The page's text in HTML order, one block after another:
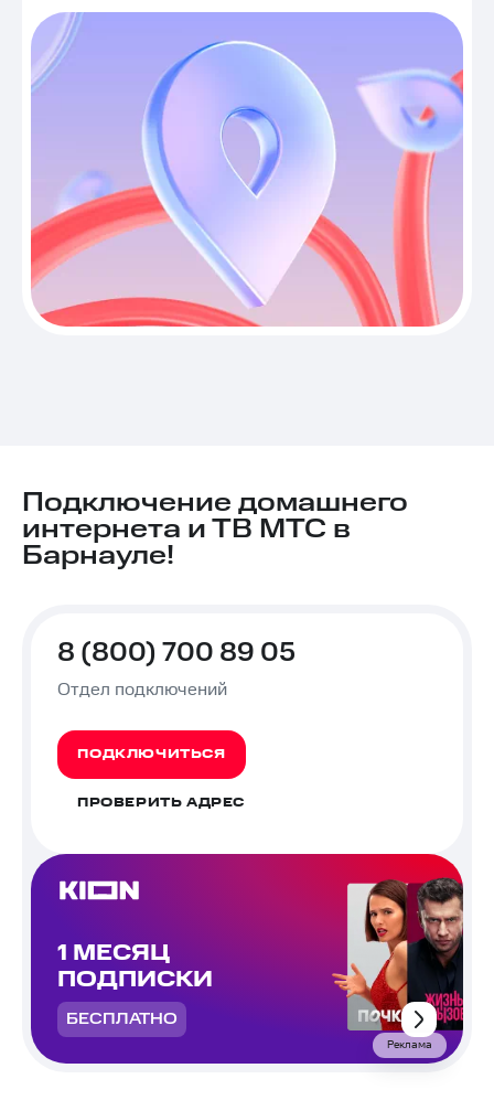
Подключение домашнего
интернета и ТВ МТС в
Барнауле!
8 (800) 700 89 05
Отдел подключений
ПОДКЛЮЧИТЬСЯ
ПРОВЕРИТЬ АДРЕС
1 МЕСЯЦ
ПОДПИСКИ
БЕСПЛАТНО
Реклама